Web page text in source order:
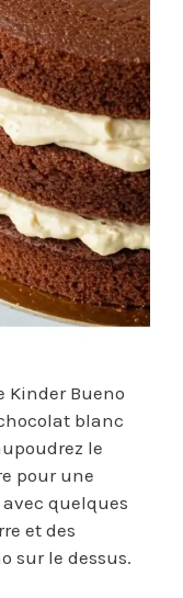
Kinder Bueno
blanc
le
pour une
quelques
et des
sur le dessus.